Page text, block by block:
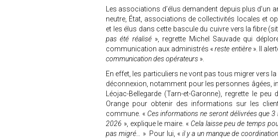
Les associations d’élus demandent depuis plus d’un
neutre, État, associations de collectivités locales et
et les élus dans cette bascule du cuivre vers la fibre
pas été réalisé », regrette Michel Sauvade qui
communication aux administrés «reste entière». Il
communication des opérateurs ».
En effet, les particuliers ne vont pas tous migrer vers
déconnexion, notamment pour les personnes âgées,
Léojac-Bellegarde (Tarn-et-Garonne), regrette le
Orange pour obtenir des informations sur les
commune. « Ces informations ne seront délivrées que
2026 », explique le maire. « Cela laisse peu de temps
pas migré… » Pour lui, «il y a un manque de